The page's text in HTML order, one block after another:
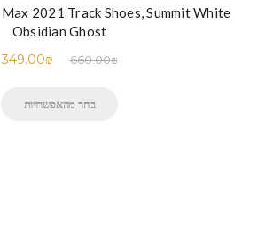
Max 2021 Track Shoes, Summit White
Obsidian Ghost
660.00₪
349.00₪
בחר מהאפשרויות